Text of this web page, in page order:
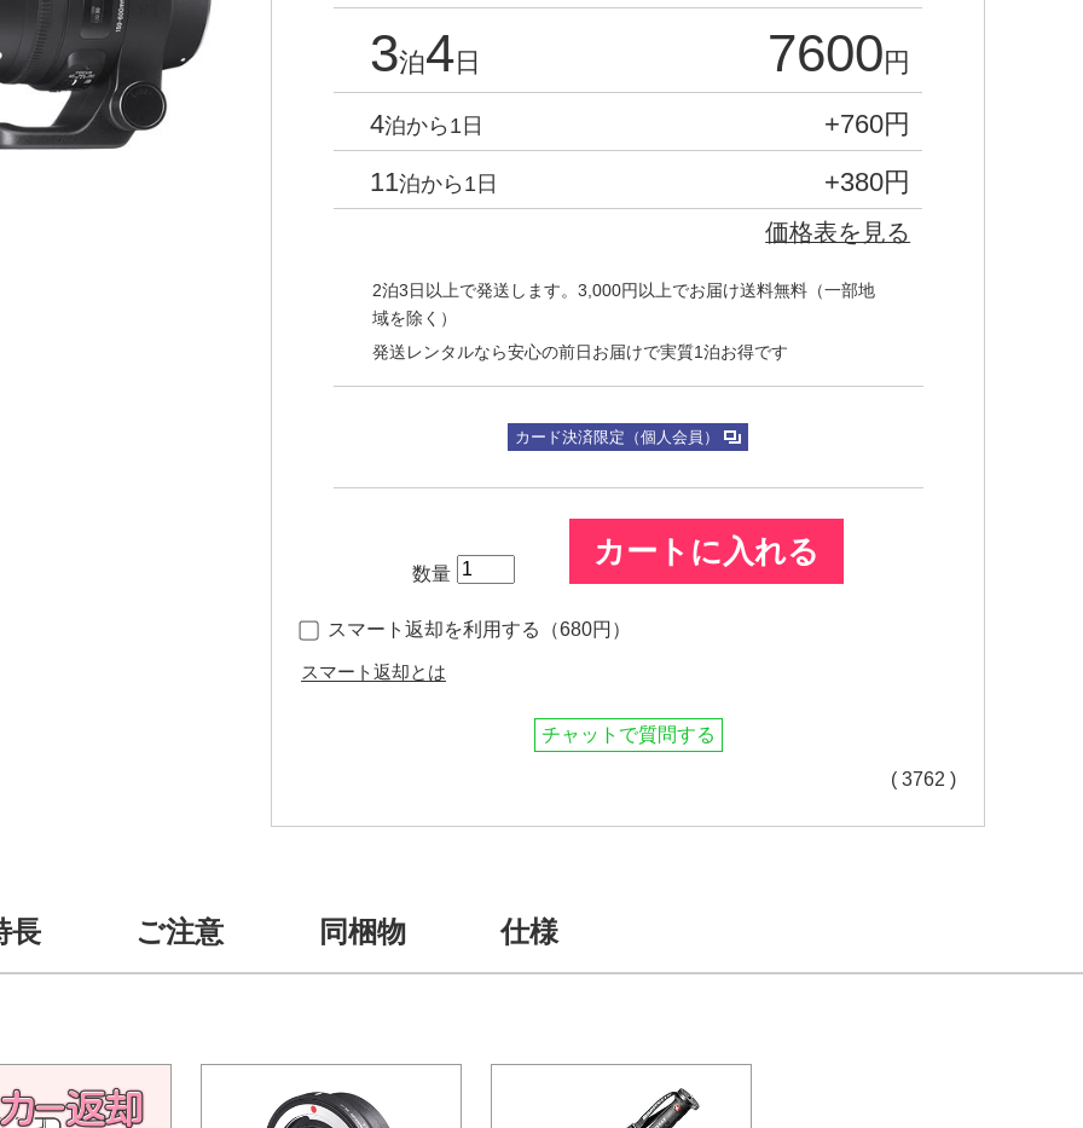
3泊4 日 7600 円
4泊から1日 +760円
11泊から1日 +380円
価格表を見る
2泊3日以上で発送します。3,000円以上でお届け送料無料（一部地
域を除く）
発送レンタルなら安心の前日お届けで実質1泊お得です
カード決済限定（個人会員）
数量
カートに入れる
スマート返却を利用する（680円）
スマート返却とは
チャットで質問する
( 3762 )
長 ご注意 同梱物 仕様